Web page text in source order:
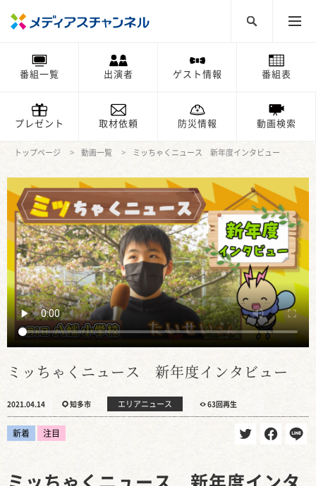
番組一覧 出演者 ゲスト情報 番組表
プレゼント 取材依頼 防災情報 動画検索
トップページ 動画一覧 ミッちゃくニュース 新年度インタビュー
ミッちゃくニュース 新年度インタビュー
2021.04.14 知多市 エリアニュース 63回再生
新着 注目
ミッちゃくニュース 新年度インタ